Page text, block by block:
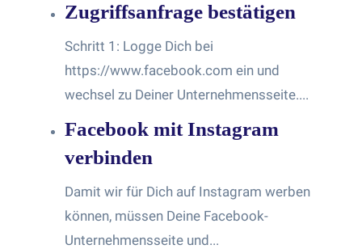
Zugriffsanfrage bestätigen
Schritt 1: Logge Dich bei
https://www.facebook.com ein und
wechsel zu Deiner Unternehmensseite....
Facebook mit Instagram
verbinden
Damit wir für Dich auf Instagram werben
können, müssen Deine Facebook-
Unternehmensseite und...